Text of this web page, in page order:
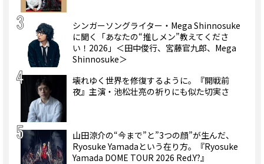
シンガーソングライター・Mega Shinnosuke
に聞く「あなたの“推しメン”教えてくださ
い！2026」＜田中俊行、宮藤官九郎、Mega
Shinnosuke＞
壊れゆく世界を修復するように。『開戦前
夜』主演・池松壮亮の祈りにも似た切実さ
山田涼介の“今まで”と”3つの顔”が生んだ、
Ryosuke Yamadaという在り方。『Ryosuke
Yamada DOME TOUR 2026 Red.Y?』